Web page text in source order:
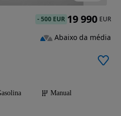
Manual
-500 EUR 19 990 EUR
Abaixo da média